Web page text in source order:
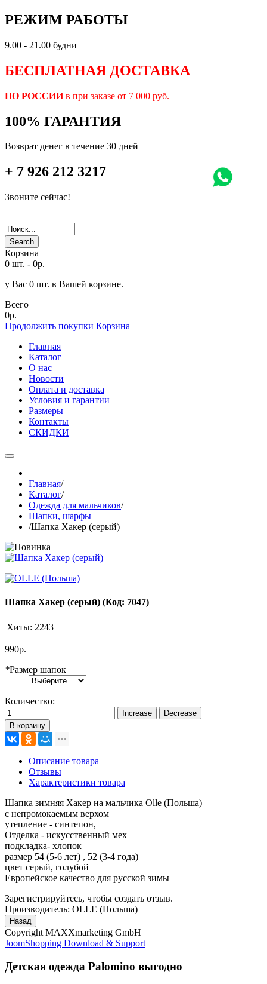
РЕЖИМ РАБОТЫ
9.00 - 21.00 будни
БЕСПЛАТНАЯ ДОСТАВКА
ПО РОССИИв при заказе от 7 000 руб.
100% ГАРАНТИЯ
Возврат денег в течение 30 дней
+ 7 926 212 3217
Звоните сейчас!
Search
Корзина
0 шт. - 0р.
у Вас 0 шт. в Вашей корзине.
Всего
0р.
Продолжить покупки Корзина
Главная
Каталог
О нас
Новости
Оплата и доставка
Условия и гарантии
Размеры
Контакты
СКИДКИ
Главная/
Каталог/
Одежда для мальчиков/
Шапки, шарфы
/Шапка Хакер (серый)
Шапка Хакер (серый) (Код: 7047)
Хиты: 2243 |
990р.
*Размер шапок
Количество:
В корзину
Описание товара
Отзывы
Характеристики товара
Шапка зимняя Хакер на мальчика Olle (Польша)
с непромокаемым верхом
утепление - синтепон,
Отделка - искусственный мех
подкладка- хлопок
размер 54 (5-6 лет) , 52 (3-4 года)
цвет серый, голубой
Европейское качество для русской зимы
Зарегистрируйтесь, чтобы создать отзыв.
Производитель: OLLE (Польша)
Copyright MAXXmarketing GmbH
JoomShopping Download & Support
Детская одежда Palomino выгодно